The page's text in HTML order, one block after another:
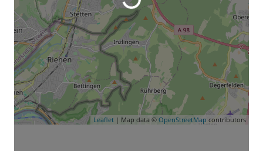
Leaflet | Map data © OpenStreetMap contributors